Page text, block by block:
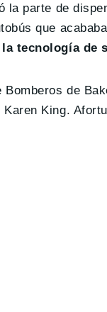
la parte de
que
tecnología de
Bomberos de
King.